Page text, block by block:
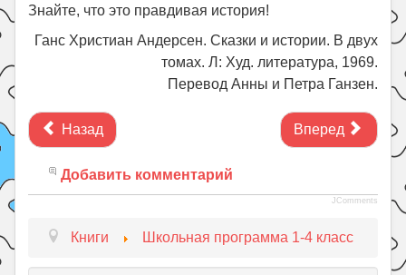
Знайте, что это правдивая история!
Ганс Христиан Андерсен. Сказки и истории. В двух
томах. Л: Худ. литература, 1969.
Перевод Анны и Петра Ганзен.
Назад Вперед
Добавить комментарий
JComments
Книги Школьная программа 1-4 класс